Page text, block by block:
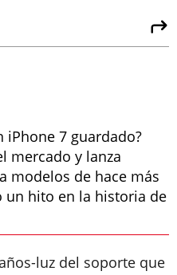
iPhone 7 guardado?
mercado y lanza
modelos de hace más
un hito en la historia de
luz del soporte que